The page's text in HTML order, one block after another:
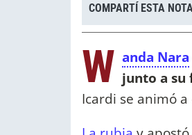
COMPARTÍ ESTA NOTA
W anda Nara
junto a su
Icardi se animó